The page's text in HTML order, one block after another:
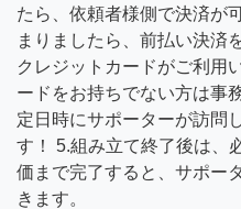
たら、依頼者様側で決済が
まりましたら、前払い決済
クレジットカードがご利用
ードをお持ちでない方は事
定日時にサポーターが訪問
す！ 5.組み立て終了後は、
価まで完了すると、サポー
きます。